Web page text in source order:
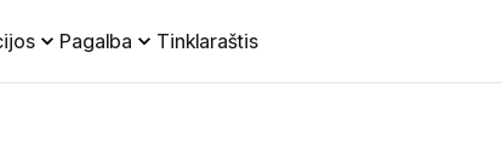
Pagalba Tinklaraštis